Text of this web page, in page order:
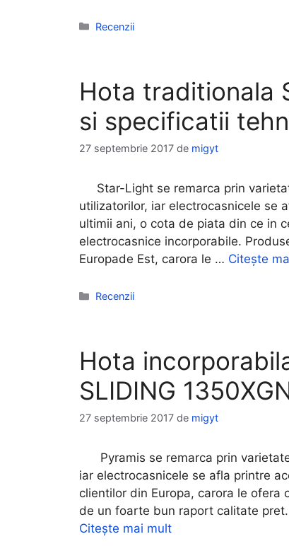
Categorii
Recenzii
Hota traditionala
si specificatii
27 septembrie 2017 de migyt
Star-Light se remarca prin
utilizatorilor, iar electrocasnicele se
ultimii ani, o cota de piata din ce in
electrocasnice incorporabile.
Europade Est, carora le … Citește
Categorii
Recenzii
Hota
SLIDING
27 septembrie 2017 de migyt
Pyramis se remarca prin
iar electrocasnicele se afla printre
clientilor din Europa, carora le ofera
de un foarte bun raport calitate
Citește mai mult